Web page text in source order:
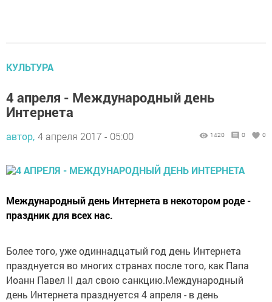
КУЛЬТУРА
4 апреля - Международный день
Интернета
автор, 4 апреля 2017 - 05:00 1420 0 0
Международный день Интернета в некотором роде -
праздник для всех нас.
Более того, уже одиннадцатый год день Интернета
празднуется во многих странах после того, как Папа
Иоанн Павел II дал свою санкцию.Международный
день Интернета празднуется 4 апреля - в день